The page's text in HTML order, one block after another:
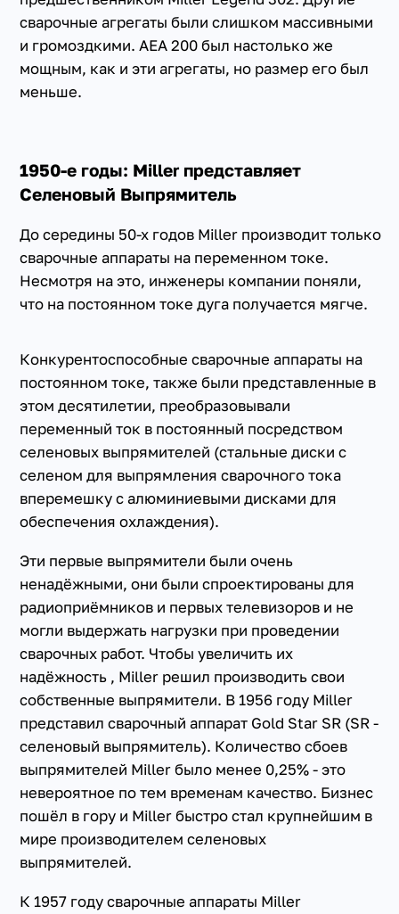
сварочные агрегаты были слишком массивными
и громоздкими. АЕА 200 был настолько же
мощным, как и эти агрегаты, но размер его был
меньше.
1950-е годы: Miller представляет
Селеновый Выпрямитель
До середины 50-х годов Miller производит только
сварочные аппараты на переменном токе.
Несмотря на это, инженеры компании поняли,
что на постоянном токе дуга получается мягче.
Конкурентоспособные сварочные аппараты на
постоянном токе, также были представленные в
этом десятилетии, преобразовывали
переменный ток в постоянный посредством
селеновых выпрямителей (стальные диски с
селеном для выпрямления сварочного тока
вперемешку с алюминиевыми дисками для
обеспечения охлаждения).
Эти первые выпрямители были очень
ненадёжными, они были спроектированы для
радиоприёмников и первых телевизоров и не
могли выдержать нагрузки при проведении
сварочных работ. Чтобы увеличить их
надёжность , Miller решил производить свои
собственные выпрямители. В 1956 году Miller
представил сварочный аппарат Gold Star SR (SR -
селеновый выпрямитель). Количество сбоев
выпрямителей Miller было менее 0,25% - это
невероятное по тем временам качество. Бизнес
пошёл в гору и Miller быстро стал крупнейшим в
мире производителем селеновых
выпрямителей.
К 1957 году сварочные аппараты Miller